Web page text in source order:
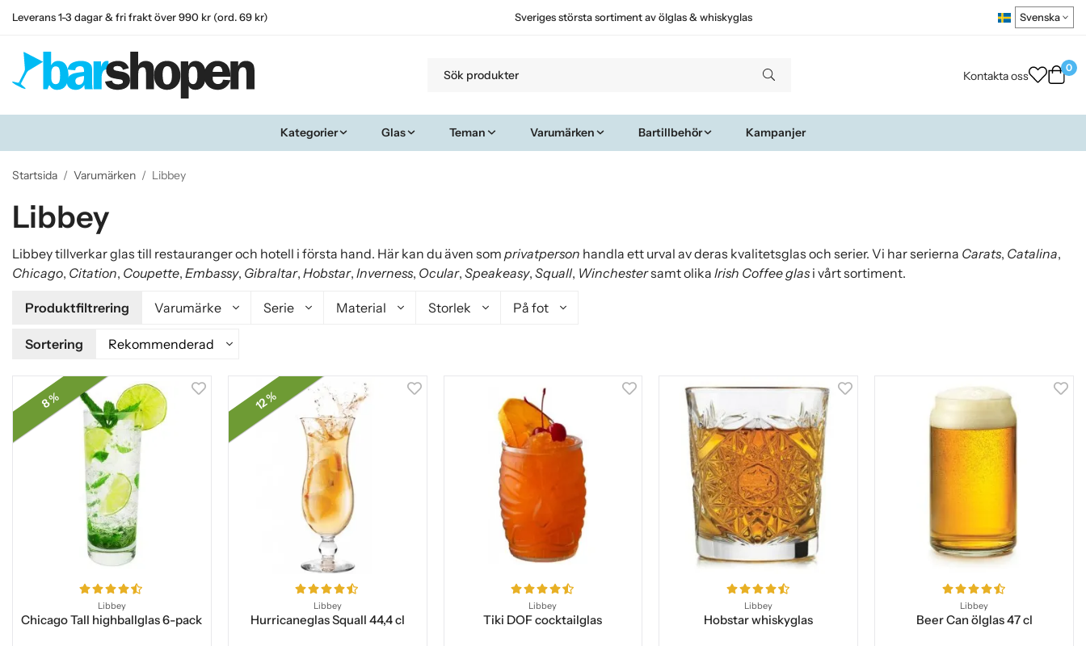
Leverans 1-3 dagar & fri frakt över 990 kr (ord. 69 kr) Sveriges största sortiment av ölglas & whiskyglas
Kontakta oss
0
Kategorier Glas Teman Varumärken Bartillbehör Kampanjer
Startsida / Varumärken / Libbey
Libbey
Libbey tillverkar glas till restauranger och hotell i första hand. Här kan du även som privatperson handla ett urval av deras kvalitetsglas och serier. Vi har serierna Carats, Catalina,
Chicago, Citation, Coupette, Embassy, Gibraltar, Hobstar, Inverness, Ocular, Speakeasy, Squall, Winchestersamt olika Irish Coffee glasi vårt sortiment.
Produktfiltrering Varumärke Serie Material Storlek På fot
Sortering
8 %
Libbey
Chicago Tall highballglas 6-pack
12 %
Libbey
Hurricaneglas Squall 44,4 cl
Libbey
Tiki DOF cocktailglas
Libbey
Hobstar whiskyglas
Libbey
Beer Can ölglas 47 cl